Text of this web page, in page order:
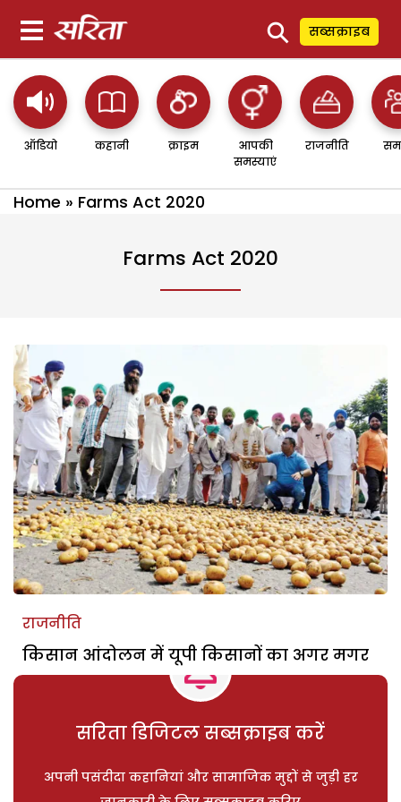
⚲ सब्सक्राइब
ऑडियो कहानी क्राइम
आपकी
समस्याएं
राजनीति
Home » Farms Act 2020
Farms Act 2020
राजनीति
किसान आंदोलन में यूपी किसानों का अगर मगर
सरिता डिजिटल सब्सक्राइब करें
अपनी पसंदीदा कहानियां और सामाजिक मुद्दों से जुड़ी हर